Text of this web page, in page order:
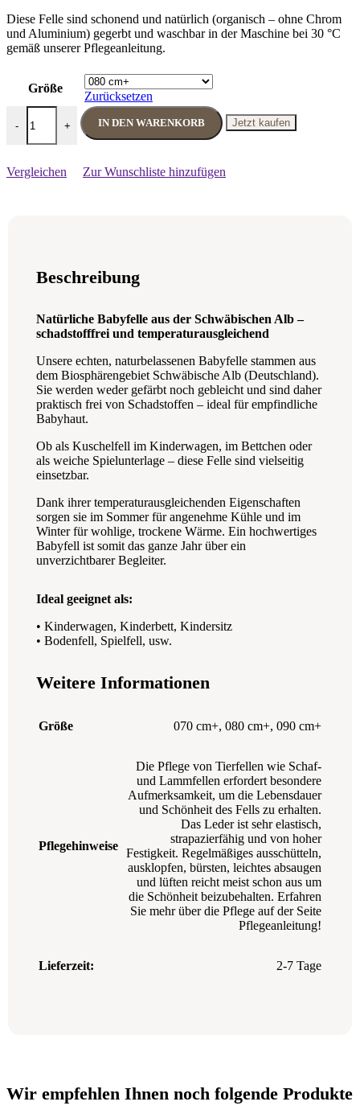
Diese Felle sind schonend und natürlich (organisch – ohne Chrom
und Aluminium) gegerbt und waschbar in der Maschine bei 30 °C
gemäß unserer Pflegeanleitung.
Größe
Zurücksetzen
-
Baby Fell Merino kuschlig geschoren naturweiss (organisch) Menge
+ IN DEN WARENKORB Jetzt kaufen
Vergleichen Zur Wunschliste hinzufügen
Beschreibung
Natürliche Babyfelle aus der Schwäbischen Alb –
schadstofffrei und temperaturausgleichend
Unsere echten, naturbelassenen Babyfelle stammen aus
dem Biosphärengebiet Schwäbische Alb (Deutschland).
Sie werden weder gefärbt noch gebleicht und sind daher
praktisch frei von Schadstoffen – ideal für empfindliche
Babyhaut.
Ob als Kuschelfell im Kinderwagen, im Bettchen oder
als weiche Spielunterlage – diese Felle sind vielseitig
einsetzbar.
Dank ihrer temperaturausgleichenden Eigenschaften
sorgen sie im Sommer für angenehme Kühle und im
Winter für wohlige, trockene Wärme. Ein hochwertiges
Babyfell ist somit das ganze Jahr über ein
unverzichtbarer Begleiter.
Ideal geeignet als:
• Kinderwagen, Kinderbett, Kindersitz
• Bodenfell, Spielfell, usw.
Weitere Informationen
Größe 070 cm+, 080 cm+, 090 cm+
Pflegehinweise
Die Pflege von Tierfellen wie Schaf-
und Lammfellen erfordert besondere
Aufmerksamkeit, um die Lebensdauer
und Schönheit des Fells zu erhalten.
Das Leder ist sehr elastisch,
strapazierfähig und von hoher
Festigkeit. Regelmäßiges ausschütteln,
ausklopfen, bürsten, leichtes absaugen
und lüften reicht meist schon aus um
die Schönheit beizubehalten. Erfahren
Sie mehr über die Pflege auf der Seite
Pflegeanleitung!
Lieferzeit: 2-7 Tage
Wir empfehlen Ihnen noch folgende Produkte